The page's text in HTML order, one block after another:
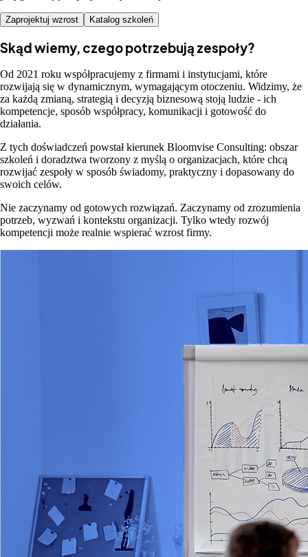
Zaprojektuj wzrost Katalog szkoleń
Skąd wiemy, czego potrzebują zespoły?
Od 2021 roku współpracujemy z firmami i instytucjami, które
rozwijają się w dynamicznym, wymagającym otoczeniu. Widzimy, że
za każdą zmianą, strategią i decyzją biznesową stoją ludzie - ich
kompetencje, sposób współpracy, komunikacji i gotowość do
działania.
Z tych doświadczeń powstał kierunek Bloomvise Consulting: obszar
szkoleń i doradztwa tworzony z myślą o organizacjach, które chcą
rozwijać zespoły w sposób świadomy, praktyczny i dopasowany do
swoich celów.
Nie zaczynamy od gotowych rozwiązań. Zaczynamy od zrozumienia
potrzeb, wyzwań i kontekstu organizacji. Tylko wtedy rozwój
kompetencji może realnie wspierać wzrost firmy.